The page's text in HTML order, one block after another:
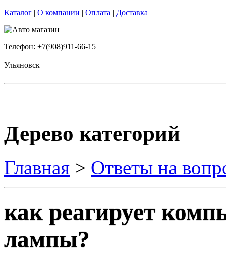
Каталог | О компании | Оплата | Доставка
Телефон: +7(908)911-66-15
Ульяновск
Дерево категорий
Главная > Ответы на
как реагирует
лампы?